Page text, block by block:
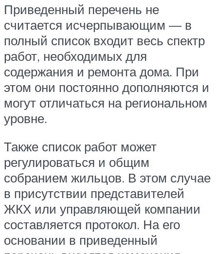
Приведенный перечень не
считается исчерпывающим — в
полный список входит весь спектр
работ, необходимых для
содержания и ремонта дома. При
этом они постоянно дополняются и
могут отличаться на региональном
уровне.
Также список работ может
регулироваться и общим
собранием жильцов. В этом случае
в присутствии представителей
ЖКХ или управляющей компании
составляется протокол. На его
основании в приведенный